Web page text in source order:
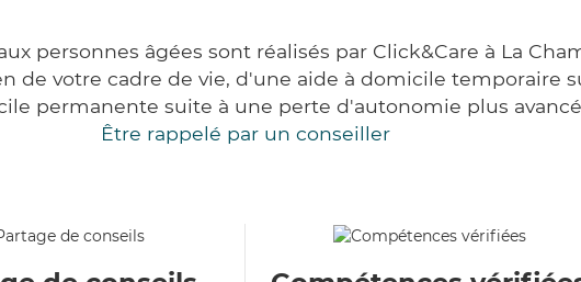
personnes âgées sont réalisés par Click&Care à La
de votre cadre de vie, d'une aide à domicile temporaire
permanente suite à une perte d'autonomie plus
Être rappelé par un conseiller